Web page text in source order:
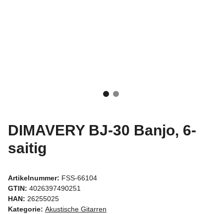
DIMAVERY BJ-30 Banjo, 6-
saitig
Artikelnummer: FSS-66104
GTIN: 4026397490251
HAN: 26255025
Kategorie: Akustische Gitarren